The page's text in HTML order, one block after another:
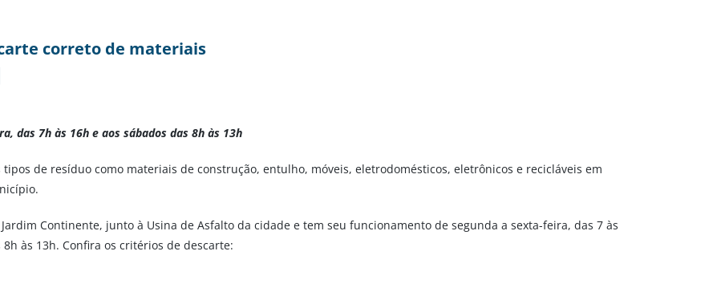
correto de materiais
das 7h às 16h e aos sábados das 8h às 13h
tipos de resíduo como materiais de construção, entulho, móveis, eletrodomésticos, eletrônicos e recicláveis em
Continente, junto à Usina de Asfalto da cidade e tem seu funcionamento de segunda a sexta-feira, das 7 às
às 13h. Confira os critérios de descarte: